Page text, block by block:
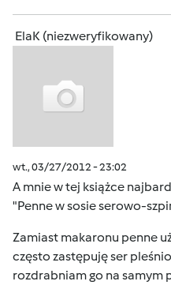
ElaK (niezweryfikowany)
wt., 03/27/2012 - 23:02
A mnie w tej książce
"Penne w sosie serowo-
Zamiast makaronu penne
często zastępuję ser
rozdrabniam go na samym